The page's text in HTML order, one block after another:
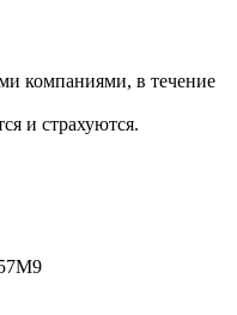
компаниями, в течение
и страхуются.